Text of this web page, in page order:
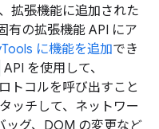
拡張機能に追加された
有の拡張機能 API にア
に機能を追加でき
API を使用して、
トコルを呼び出すこと
ッチして、ネットワー